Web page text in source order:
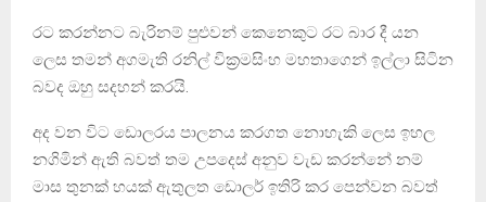
රට කරන්නට බැරිනම් පුළුවන් කෙනෙකුට රට බාර දී යන
ලෙස තමන් අගමැති රනිල් වික‍්‍රමසිංහ මහතාගෙන් ඉල්ලා සිටින
බවද ඔහු සදහන් කරයි.
අද වන විට ඩොලරය පාලනය කරගත නොහැකි ලෙස ඉහල
නගිමින් ඇති බවත් තම උපදෙස් අනුව වැඩ කරන්නේ නම්
මාස තුනක් හයක් ඇතුලත ඩොලර් ඉතිරි කර පෙන්වන බවත්